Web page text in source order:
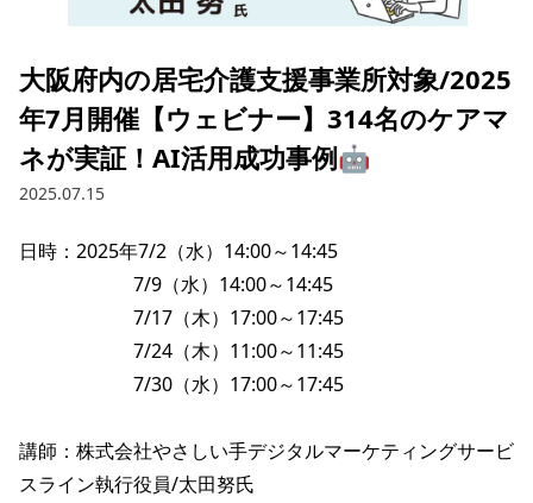
大阪府内の居宅介護支援事業所対象/2025
年7月開催【ウェビナー】314名のケアマ
ネが実証！AI活用成功事例🤖
2025.07.15
日時：2025年7/2（水）14:00～14:45
7/9（水）14:00～14:45
7/17（木）17:00～17:45
7/24（木）11:00～11:45
7/30（水）17:00～17:45
講師：株式会社やさしい手デジタルマーケティングサービ
スライン執行役員/太田努氏